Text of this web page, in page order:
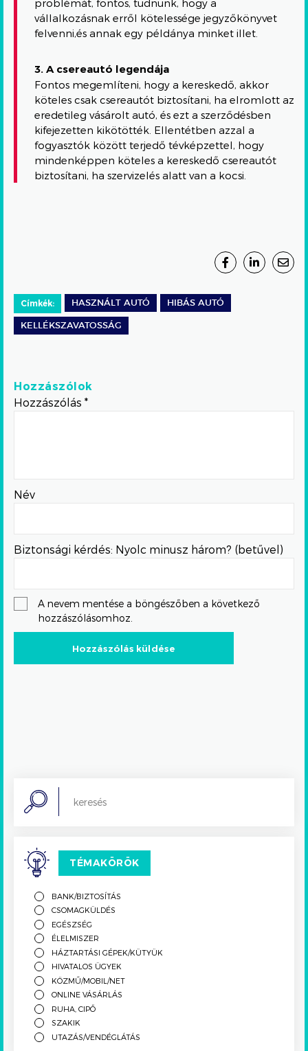
problémát, fontos, tudnunk, hogy a
vállalkozásnak erről kötelessége jegyzőkönyvet
felvenni,és annak egy példánya minket illet.
3. A csereautó legendája
Fontos megemlíteni, hogy a kereskedő, akkor
köteles csak csereautót biztosítani, ha elromlott az
eredetileg vásárolt autó, és ezt a szerződésben
kifejezetten kikötötték. Ellentétben azzal a
fogyasztók között terjedő tévképzettel, hogy
mindenképpen köteles a kereskedő csereautót
biztosítani, ha szervizelés alatt van a kocsi.
Címkék: HASZNÁLT AUTÓ HIBÁS AUTÓ
KELLÉKSZAVATOSSÁG
Hozzászólok
Hozzászólás *
Név
Biztonsági kérdés: Nyolc minusz három? (betűvel)
A nevem mentése a böngészőben a következő
hozzászólásomhoz.
Search
TÉMAKÖRÖK
BANK/BIZTOSÍTÁS
CSOMAGKÜLDÉS
EGÉSZSÉG
ÉLELMISZER
HÁZTARTÁSI GÉPEK/KÜTYÜK
HIVATALOS ÜGYEK
KÖZMŰ/MOBIL/NET
ONLINE VÁSÁRLÁS
RUHA, CIPŐ
SZAKIK
UTAZÁS/VENDÉGLÁTÁS